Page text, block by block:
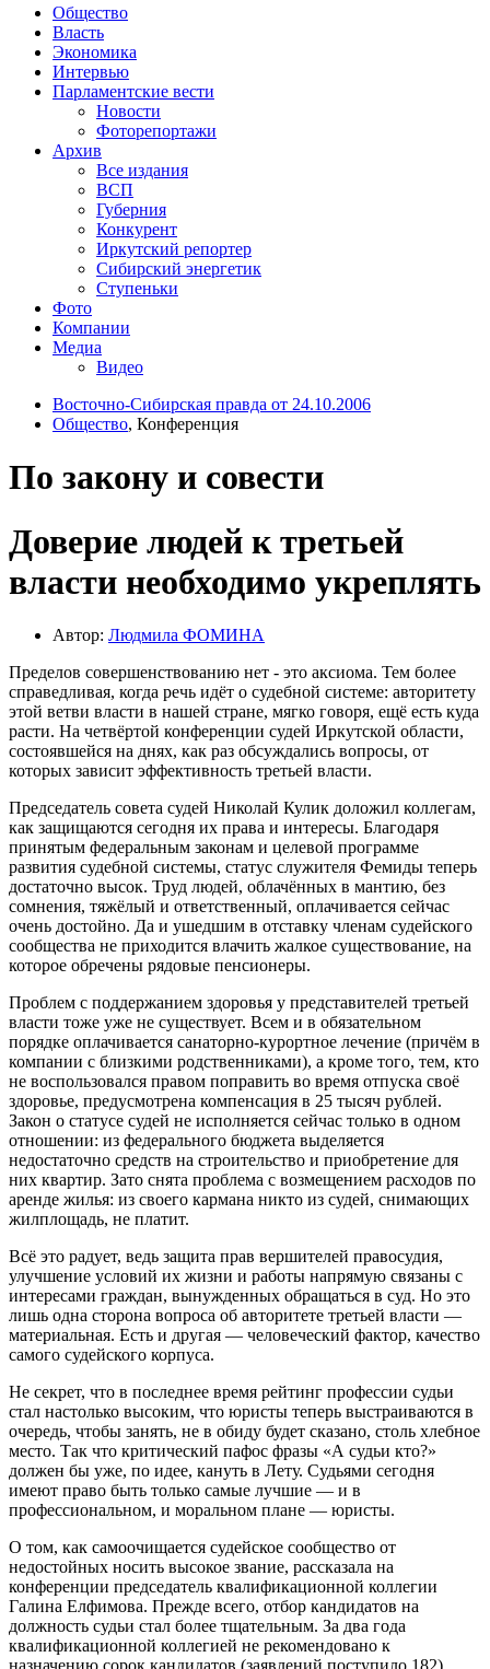
Общество
Власть
Экономика
Интервью
Парламентские вести
Новости
Фоторепортажи
Архив
Все издания
ВСП
Губерния
Конкурент
Иркутский репортер
Сибирский энергетик
Ступеньки
Фото
Компании
Медиа
Видео
Восточно-Сибирская правда от 24.10.2006
Общество, Конференция
По закону и совести
Доверие людей к третьей
власти необходимо укреплять
Автор: Людмила ФОМИНА
Пределов совершенствованию нет - это аксиома. Тем более
справедливая, когда речь идёт о судебной системе: авторитету
этой ветви власти в нашей стране, мягко говоря, ещё есть куда
расти. На четвёртой конференции судей Иркутской области,
состоявшейся на днях, как раз обсуждались вопросы, от
которых зависит эффективность третьей власти.
Председатель совета судей Николай Кулик доложил коллегам,
как защищаются сегодня их права и интересы. Благодаря
принятым федеральным законам и целевой программе
развития судебной системы, статус служителя Фемиды теперь
достаточно высок. Труд людей, облачённых в мантию, без
сомнения, тяжёлый и ответственный, оплачивается сейчас
очень достойно. Да и ушедшим в отставку членам судейского
сообщества не приходится влачить жалкое существование, на
которое обречены рядовые пенсионеры.
Проблем с поддержанием здоровья у представителей третьей
власти тоже уже не существует. Всем и в обязательном
порядке оплачивается санаторно-курортное лечение (причём в
компании с близкими родственниками), а кроме того, тем, кто
не воспользовался правом поправить во время отпуска своё
здоровье, предусмотрена компенсация в 25 тысяч рублей.
Закон о статусе судей не исполняется сейчас только в одном
отношении: из федерального бюджета выделяется
недостаточно средств на строительство и приобретение для
них квартир. Зато снята проблема с возмещением расходов по
аренде жилья: из своего кармана никто из судей, снимающих
жилплощадь, не платит.
Всё это радует, ведь защита прав вершителей правосудия,
улучшение условий их жизни и работы напрямую связаны с
интересами граждан, вынужденных обращаться в суд. Но это
лишь одна сторона вопроса об авторитете третьей власти —
материальная. Есть и другая — человеческий фактор, качество
самого судейского корпуса.
Не секрет, что в последнее время рейтинг профессии судьи
стал настолько высоким, что юристы теперь выстраиваются в
очередь, чтобы занять, не в обиду будет сказано, столь хлебное
место. Так что критический пафос фразы «А судьи кто?»
должен бы уже, по идее, кануть в Лету. Судьями сегодня
имеют право быть только самые лучшие — и в
профессиональном, и моральном плане — юристы.
О том, как самоочищается судейское сообщество от
недостойных носить высокое звание, рассказала на
конференции председатель квалификационной коллегии
Галина Елфимова. Прежде всего, отбор кандидатов на
должность судьи стал более тщательным. За два года
квалификационной коллегией не рекомендовано к